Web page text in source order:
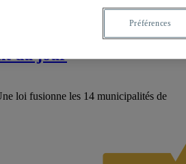
du jour
loi fusionne les 14 municipalités de
Préférences